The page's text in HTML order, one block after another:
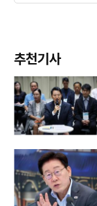
추천기사